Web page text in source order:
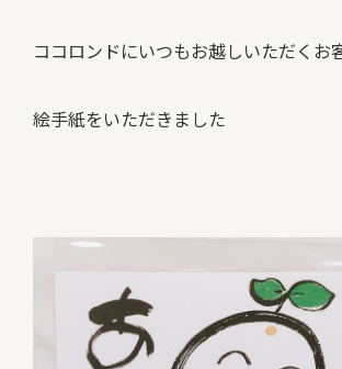
ココロンドにいつもお越しいただくお
絵手紙をいただきました